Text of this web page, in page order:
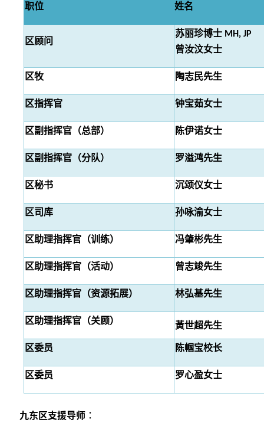
职位 姓名
区顾问
苏丽珍博士 MH, JP
曾汝汶女士
区牧 陶志民先生
区指挥官 钟宝茹女士
区副指挥官（总部） 陈伊诺女士
区副指挥官（分队） 罗溢鸿先生
区秘书 沉颂仪女士
区司库 孙咏渝女士
区助理指挥官（训练） 冯肇彬先生
区助理指挥官（活动） 曾志竣先生
区助理指挥官（资源拓展） 林弘基先生
区助理指挥官（关顾） 黃世超先生
区委员 陈帼宝校长
区委员 罗心盈女士
九东区支援导师︰